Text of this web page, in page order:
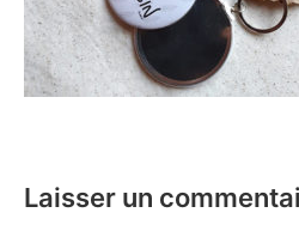
Laisser un